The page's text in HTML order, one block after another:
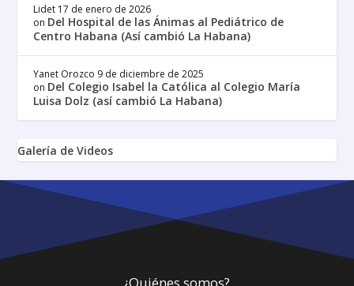
Lidet 17 de enero de 2026
on Del Hospital de las Ánimas al Pediátrico de
Centro Habana (Así cambió La Habana)
Yanet Orozco 9 de diciembre de 2025
on Del Colegio Isabel la Católica al Colegio María
Luisa Dolz (así cambió La Habana)
Galería de Videos